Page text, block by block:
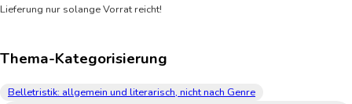
Lieferung nur solange Vorrat reicht!
Thema-Kategorisierung
Belletristik: allgemein und literarisch, nicht nach Genre